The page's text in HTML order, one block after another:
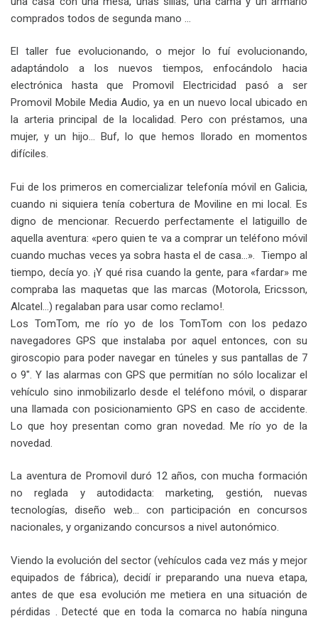
comprados todos de segunda mano …
El taller fue evolucionando, o mejor lo fuí evolucionando,
adaptándolo a los nuevos tiempos, enfocándolo hacia
electrónica hasta que Promovil Electricidad pasó a ser
Promovil Mobile Media Audio, ya en un nuevo local ubicado en
la arteria principal de la localidad. Pero con préstamos, una
mujer, y un hijo… Buf, lo que hemos llorado en momentos
difíciles.
Fui de los primeros en comercializar telefonía móvil en Galicia,
cuando ni siquiera tenía cobertura de Moviline en mi local. Es
digno de mencionar. Recuerdo perfectamente el latiguillo de
aquella aventura: «pero quien te va a comprar un teléfono móvil
cuando muchas veces ya sobra hasta el de casa…». Tiempo al
tiempo, decía yo. ¡Y qué risa cuando la gente, para «fardar» me
compraba las maquetas que las marcas (Motorola, Ericsson,
Alcatel…) regalaban para usar como reclamo!.
Los TomTom, me río yo de los TomTom con los pedazo
navegadores GPS que instalaba por aquel entonces, con su
giroscopio para poder navegar en túneles y sus pantallas de 7
o 9″. Y las alarmas con GPS que permitían no sólo localizar el
vehículo sino inmobilizarlo desde el teléfono móvil, o disparar
una llamada con posicionamiento GPS en caso de accidente.
Lo que hoy presentan como gran novedad. Me río yo de la
novedad.
La aventura de Promovil duró 12 años, con mucha formación
no reglada y autodidacta: marketing, gestión, nuevas
tecnologías, diseño web… con participación en concursos
nacionales, y organizando concursos a nivel autonómico.
Viendo la evolución del sector (vehículos cada vez más y mejor
equipados de fábrica), decidí ir preparando una nueva etapa,
antes de que esa evolución me metiera en una situación de
pérdidas . Detecté que en toda la comarca no había ninguna